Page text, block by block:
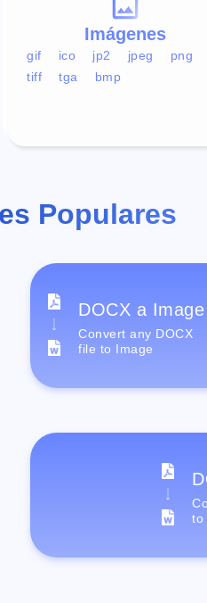
Imágenes
gif ico jp2 jpeg
png
tiff
tga bmp
Populares
DOCX a Image
Convert any DOCX
file to Image
to